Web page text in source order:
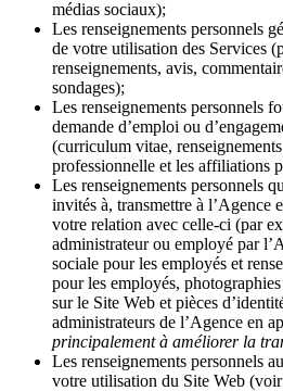
médias sociaux);
Les renseignements personnels
de votre utilisation des Services
renseignements, avis,
sondages);
Les renseignements personnels
demande d’emploi ou
(curriculum vitae,
professionnelle et les affiliations
Les renseignements personnels
invités à, transmettre à l’Agence
votre relation avec celle-ci (par
administrateur ou employé par
sociale pour les employés et
pour les employés,
sur le Site Web et pièces
administrateurs de l’Agence en
principalement à améliorer la
Les renseignements personnels
votre utilisation du Site Web